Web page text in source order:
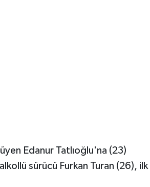
Edanur Tatlıoğlu'na (23)
sürücü Furkan Turan (26), ilk